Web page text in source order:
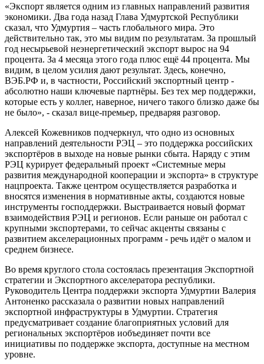
«Экспорт является одним из главных направлений развития
экономики. Два года назад Глава Удмуртской Республики
сказал, что Удмуртия – часть глобального мира. Это
действительно так, это мы видим по результатам. За прошлый
год несырьевой неэнергетический экспорт вырос на 94
процента. За 4 месяца этого года плюс ещё 44 процента. Мы
видим, в целом усилия дают результат. Здесь, конечно,
ВЭБ.РФ и, в частности, Российский экспортный центр -
абсолютно наши ключевые партнёры. Без тех мер поддержки,
которые есть у коллег, наверное, ничего такого близко даже бы
не было», - сказал вице-премьер, предваряя разговор.
Алексей Кожевников подчеркнул, что одно из основных
направлений деятельности РЭЦ – это поддержка российских
экспортёров в выходе на новые рынки сбыта. Наряду с этим
РЭЦ курирует федеральный проект «Системные меры
развития международной кооперации и экспорта» в структуре
нацпроекта. Также центром осуществляется разработка и
вносятся изменения в нормативные акты, создаются новые
инструменты господдержки. Выстраивается новый формат
взаимодействия РЭЦ и регионов. Если раньше он работал с
крупными экспортерами, то сейчас акценты связаны с
развитием акселерационных программ - речь идёт о малом и
среднем бизнесе.
Во время круглого стола состоялась презентация Экспортной
стратегии и Экспортного акселератора республики.
Руководитель Центра поддержки экспорта Удмуртии Валерия
Антоненко рассказала о развитии новых направлений
экспортной инфраструктуры в Удмуртии. Стратегия
предусматривает создание благоприятных условий для
региональных экспортёров иобъединяет почти все
инициативы по поддержке экспорта, доступные на местном
уровне.